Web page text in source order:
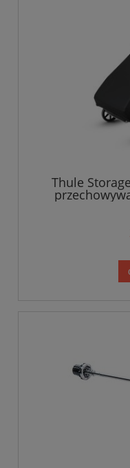
Thule